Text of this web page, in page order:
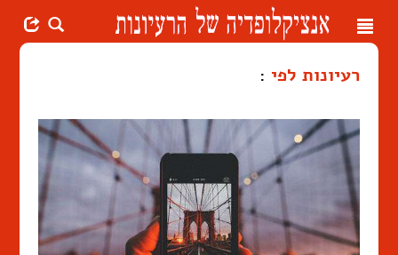
Toggle
רעיונות לפי :